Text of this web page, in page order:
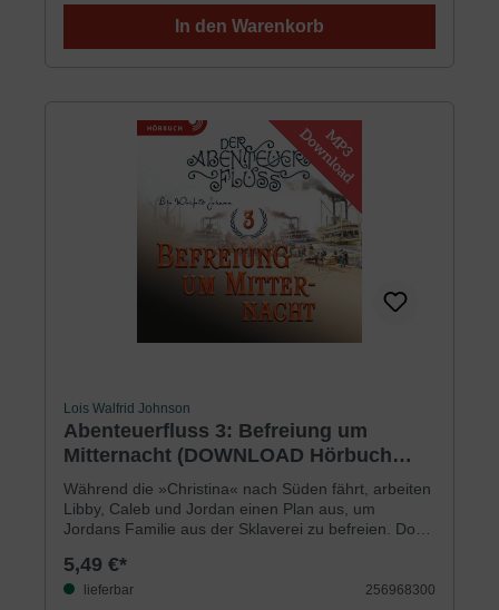
ausgebrochene Häftling erfahren, dass Jordan ein
entlaufener Sklave ist?Libby ist zutiefst betrübt, da
sie weiß, dass sie ihre Freunde in große
Wird Caleb ihr vertrauen, sodass sie bei der
»Untergrundbahn« mithelfen darf? Falls ja, kann
Libby dann aus ihren Fehlern lernen und alles richtig
machen?Für Jungen und Mädchen ab 9 Jahren
In den Warenkorb
Lois Walfrid Johnson
Abenteuerfluss 3: Befreiung um
Mitternacht (DOWNLOAD Hörbuch
[MP3])
Während die »Christina« nach Süden fährt, arbeiten
Libby, Caleb und Jordan einen Plan aus, um
Jordans Familie aus der Sklaverei zu befreien. Doch
Gefängnis eventuell auf die »Christina« geschlichen
hat, tauchen Schwierigkeiten auf. Dann belauscht
5,49 €*
lieferbar 256968300